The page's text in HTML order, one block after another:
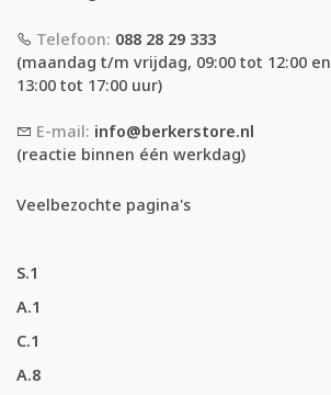
Telefoon: 088 28 29 333
(maandag t/m vrijdag, 09:00 tot 12:00 en
13:00 tot 17:00 uur)
E-mail: info@berkerstore.nl
(reactie binnen één werkdag)
Veelbezochte pagina's
S.1
A.1
C.1
A.8